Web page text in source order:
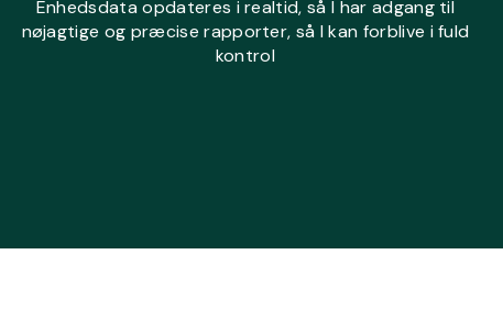
Enhedsdata opdateres i realtid, så I har adgang til
nøjagtige og præcise rapporter, så I kan forblive i fuld
kontrol